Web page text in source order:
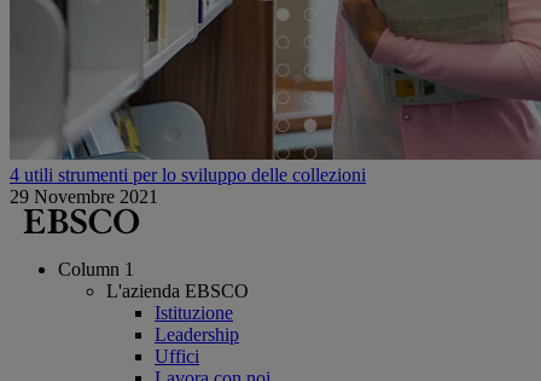
4 utili strumenti per lo sviluppo delle collezioni
29 Novembre 2021
Column 1
L'azienda EBSCO
Istituzione
Leadership
Uffici